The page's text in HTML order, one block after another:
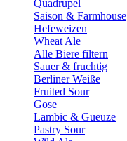
Quadrupel
Saison & Farmhouse
Hefeweizen
Wheat Ale
Alle Biere filtern
Sauer & fruchtig
Berliner Weiße
Fruited Sour
Gose
Lambic & Gueuze
Pastry Sour